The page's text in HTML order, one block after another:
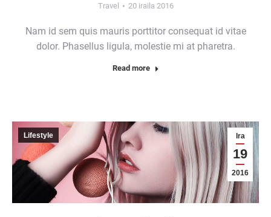
Travel 20 iraila 2016
Nam id sem quis mauris porttitor consequat id vitae
dolor. Phasellus ligula, molestie mi at pharetra.
Read more
Ira
19
2016
Lifestyle